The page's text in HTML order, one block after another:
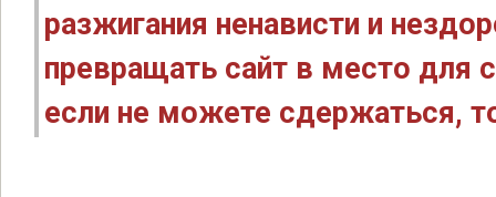
разжигания ненависти и
превращать сайт в место для
если не можете сдержаться,